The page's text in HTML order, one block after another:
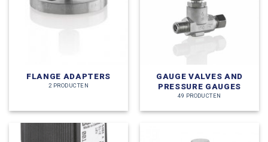
FLANGE ADAPTERS
2 PRODUCTEN
GAUGE VALVES AND
PRESSURE GAUGES
49 PRODUCTEN